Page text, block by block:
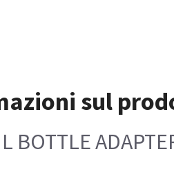
sul
BOTTLE